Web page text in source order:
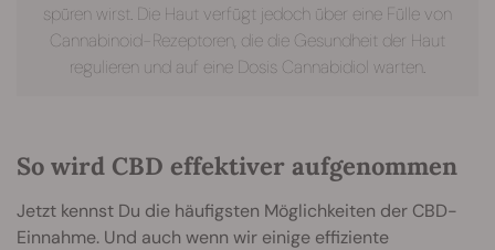
spüren wirst. Die Haut verfügt jedoch über eine Fülle von
Cannabinoid-Rezeptoren, die die Gesundheit der Haut
regulieren und auf eine Dosis Cannabidiol warten.
So wird CBD effektiver aufgenommen
Jetzt kennst Du die häufigsten Möglichkeiten der CBD-
Einnahme. Und auch wenn wir einige effiziente